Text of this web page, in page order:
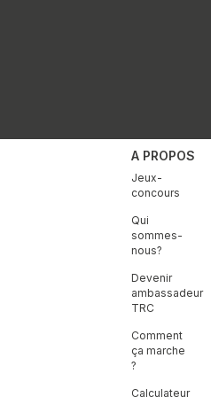
A PROPOS
Jeux-
concours
Qui
sommes-
nous?
Devenir
ambassadeur
TRC
Comment
ça marche
?
Calculateur